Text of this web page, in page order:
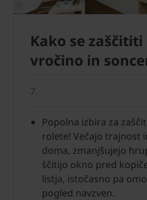
Kako se zaščititi
vročino in
7.
Popolna izbira za
rolete! Večajo trajnost
doma, zmanjšujejo
ščitijo okno pred
listja, istočasno pa
pogled navzven.